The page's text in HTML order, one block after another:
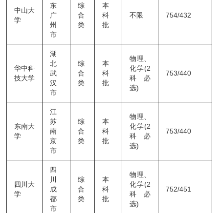
中山大
学
东
广
州
市
综
合
类
本
科
批
不限 754/432
华中科
技大学
湖
北
武
汉
市
综
合
类
本
科
批
物理、
化学(2
科必
选)
753/440
东南大
学
江
苏
南
京
市
综
合
类
本
科
批
物理、
化学(2
科必
选)
753/440
四川大
学
四
川
成
都
市
综
合
类
本
科
批
物理、
化学(2
科必
选)
752/451